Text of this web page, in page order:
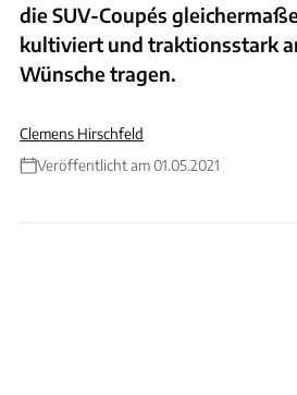
die SUV-Coupés
kultiviert und traktionsstark
Wünsche tragen.
Clemens Hirschfeld
Veröffentlicht am 01.05.2021